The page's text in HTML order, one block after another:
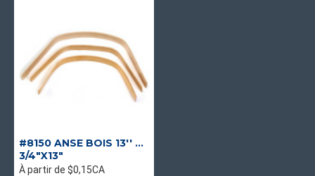
#8150 ANSE BOIS 13'' POUR PANIER 1.5LT
3/4"X13"
À partir de $0,15CA